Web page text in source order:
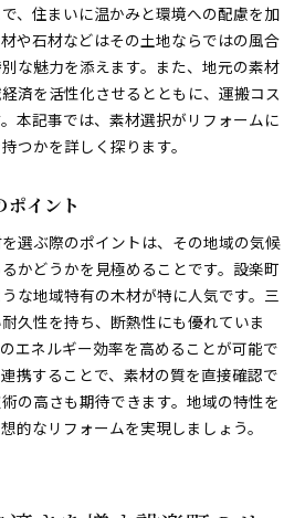
、住まいに温かみと環境への配慮を加
や石材などはその土地ならではの風合
な魅力を添えます。また、地元の素材
済を活性化させるとともに、運搬コス
本記事では、素材選択がリフォームに
つかを詳しく探ります。
ポイント
選ぶ際のポイントは、その地域の気候
かどうかを見極めることです。設楽町
な地域特有の木材が特に人気です。三
久性を持ち、断熱性にも優れていま
エネルギー効率を高めることが可能で
携することで、素材の質を直接確認で
の高さも期待できます。地域の特性を
的なリフォームを実現しましょう。